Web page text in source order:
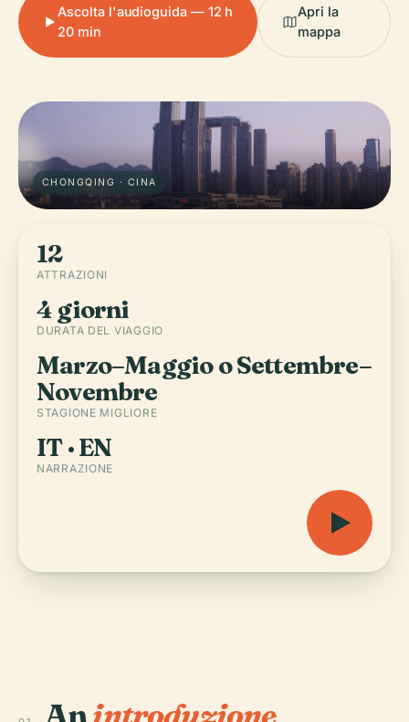
Ascolta l'audioguida — 12 h
20 min
Apri la
mappa
CHONGQING · CINA
12
ATTRAZIONI
4 giorni
DURATA DEL VIAGGIO
Marzo–Maggio o Settembre–
Novembre
STAGIONE MIGLIORE
IT · EN
NARRAZIONE